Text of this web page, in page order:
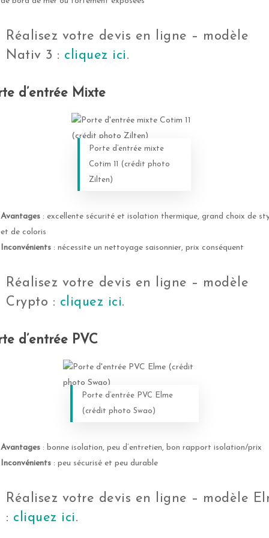
Réalisez votre devis en ligne – modèle
Nativ 3 : cliquez ici.
d’entrée Mixte
Porte d’entrée mixte
Cotim 11 (crédit photo
Zilten)
Avantages: excellente sécurité et isolation thermique, grand choix de
et de coloris
Inconvénients: nécessite un nettoyage saisonnier, prix conséquent
Réalisez votre devis en ligne – modèle
Crypto : cliquez ici.
d’entrée PVC
Porte d’entrée PVC Elme
(crédit photo Swao)
Avantages: bonne isolation, peu d’entretien, bon rapport isolation/prix
Inconvénients: peu sécurisé et peu durable
Réalisez votre devis en ligne – modèle
: cliquez ici.